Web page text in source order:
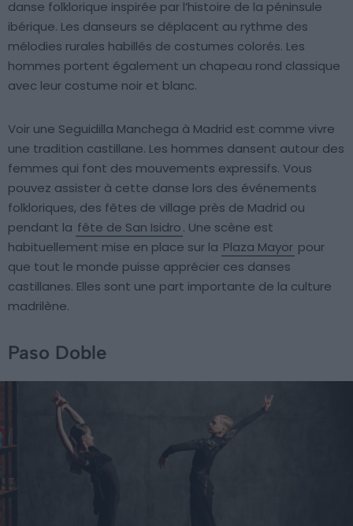
danse folklorique inspirée par l’histoire de la péninsule
ibérique. Les danseurs se déplacent au rythme des
mélodies rurales habillés de costumes colorés. Les
hommes portent également un chapeau rond classique
avec leur costume noir et blanc.
Voir une Seguidilla Manchega à Madrid est comme vivre
une tradition castillane. Les hommes dansent autour des
femmes qui font des mouvements expressifs. Vous
pouvez assister à cette danse lors des événements
folkloriques, des fêtes de village près de Madrid ou
pendant la fête de San Isidro. Une scène est
habituellement mise en place sur la Plaza Mayor pour
que tout le monde puisse apprécier ces danses
castillanes. Elles sont une part importante de la culture
madrilène.
Paso Doble